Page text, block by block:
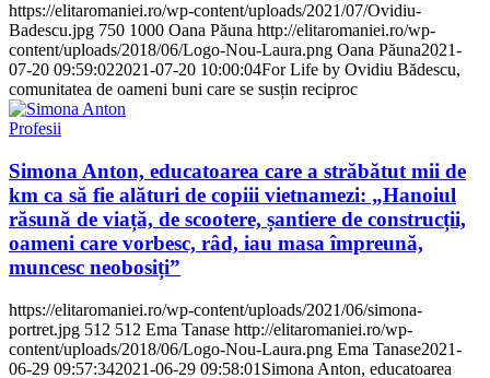
https://elitaromaniei.ro/wp-content/uploads/2021/07/Ovidiu-
Badescu.jpg 750 1000 Oana Păuna http://elitaromaniei.ro/wp-
content/uploads/2018/06/Logo-Nou-Laura.png Oana Păuna2021-
07-20 09:59:022021-07-20 10:00:04For Life by Ovidiu Bădescu,
comunitatea de oameni buni care se susțin reciproc
Profesii
Simona Anton, educatoarea care a străbătut mii de
km ca să fie alături de copiii vietnamezi: „Hanoiul
răsună de viață, de scootere, șantiere de construcții,
oameni care vorbesc, râd, iau masa împreună,
muncesc neobosiți”
https://elitaromaniei.ro/wp-content/uploads/2021/06/simona-
portret.jpg 512 512 Ema Tanase http://elitaromaniei.ro/wp-
content/uploads/2018/06/Logo-Nou-Laura.png Ema Tanase2021-
06-29 09:57:342021-06-29 09:58:01 Simona Anton, educatoarea